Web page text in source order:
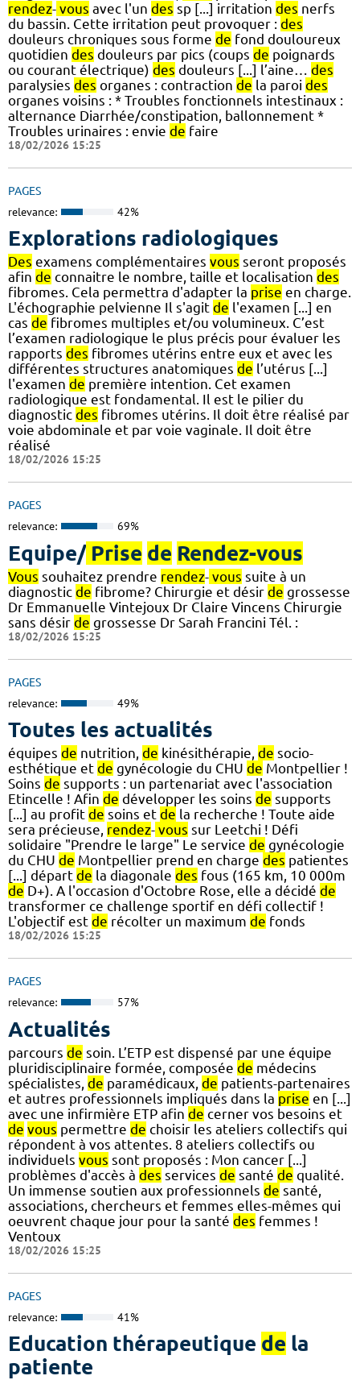
rendez- vous avec l'un des sp [...] irritation des nerfs
du bassin. Cette irritation peut provoquer : des
douleurs chroniques sous forme de fond douloureux
quotidien des douleurs par pics (coups de poignards
ou courant électrique) des douleurs [...] l’aine… des
paralysies des organes : contraction de la paroi des
organes voisins : * Troubles fonctionnels intestinaux :
alternance Diarrhée/constipation, ballonnement *
Troubles urinaires : envie de faire
18/02/2026 15:25
PAGES
relevance: 42%
Explorations radiologiques
Des examens complémentaires vous seront proposés
afin de connaitre le nombre, taille et localisation des
fibromes. Cela permettra d'adapter la prise en charge.
L'échographie pelvienne Il s'agit de l'examen [...] en
cas de fibromes multiples et/ou volumineux. C’est
l’examen radiologique le plus précis pour évaluer les
rapports des fibromes utérins entre eux et avec les
différentes structures anatomiques de l’utérus [...]
l'examen de première intention. Cet examen
radiologique est fondamental. Il est le pilier du
diagnostic des fibromes utérins. Il doit être réalisé par
voie abdominale et par voie vaginale. Il doit être
réalisé
18/02/2026 15:25
PAGES
relevance: 69%
Equipe/ Prise de Rendez-vous
Vous souhaitez prendre rendez- vous suite à un
diagnostic de fibrome? Chirurgie et désir de grossesse
Dr Emmanuelle Vintejoux Dr Claire Vincens Chirurgie
sans désir de grossesse Dr Sarah Francini Tél. :
18/02/2026 15:25
PAGES
relevance: 49%
Toutes les actualités
équipes de nutrition, de kinésithérapie, de socio-
esthétique et de gynécologie du CHU de Montpellier !
Soins de supports : un partenariat avec l'association
Etincelle ! Afin de développer les soins de supports
[...] au profit de soins et de la recherche ! Toute aide
sera précieuse, rendez- vous sur Leetchi ! Défi
solidaire "Prendre le large" Le service de gynécologie
du CHU de Montpellier prend en charge des patientes
[...] départ de la diagonale des fous (165 km, 10 000m
de D+). A l'occasion d'Octobre Rose, elle a décidé de
transformer ce challenge sportif en défi collectif !
L'objectif est de récolter un maximum de fonds
18/02/2026 15:25
PAGES
relevance: 57%
Actualités
parcours de soin. L’ETP est dispensé par une équipe
pluridisciplinaire formée, composée de médecins
spécialistes, de paramédicaux, de patients-partenaires
et autres professionnels impliqués dans la prise en [...]
avec une infirmière ETP afin de cerner vos besoins et
de vous permettre de choisir les ateliers collectifs qui
répondent à vos attentes. 8 ateliers collectifs ou
individuels vous sont proposés : Mon cancer [...]
problèmes d'accès à des services de santé de qualité.
Un immense soutien aux professionnels de santé,
associations, chercheurs et femmes elles-mêmes qui
oeuvrent chaque jour pour la santé des femmes !
Ventoux
18/02/2026 15:25
PAGES
relevance: 41%
Education thérapeutique de la
patiente